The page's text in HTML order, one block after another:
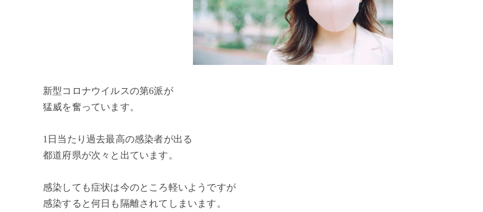
新型コロナウイルスの第6派が
猛威を奮っています。
1日当たり過去最高の感染者が出る
都道府県が次々と出ています。
感染しても症状は今のところ軽いようですが
感染すると何日も隔離されてしまいます。